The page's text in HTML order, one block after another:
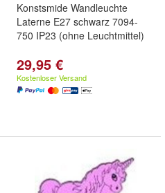
Konstsmide Wandleuchte
Laterne E27 schwarz 7094-
750 IP23 (ohne Leuchtmittel)
29,95 €
Kostenloser Versand